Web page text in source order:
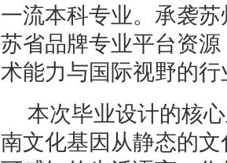
一流本科专业。承袭
苏省品牌专业平台资
术能力与国际视野的
本次毕业设计的核
南文化基因从静态的